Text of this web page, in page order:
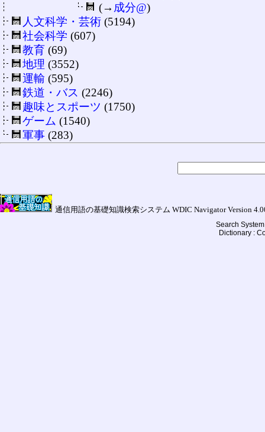
(→ 成分@)
人文科学・芸術 (5194)
社会科学 (607)
教育 (69)
地理 (3552)
運輸 (595)
鉄道・バス (2246)
趣味とスポーツ (1750)
ゲーム (1540)
軍事 (283)
通信用語の基礎知識検索システム WDIC Navigator Version
Search
Dictionary :